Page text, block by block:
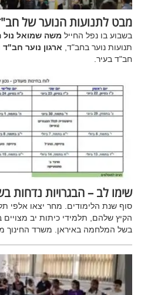
מבט לתנועות הנוער של
בשבוע בו נפל החייל משה שמואל נול
תנועות נוער בחב"ד, ארגון נוער חב"ד
חב"ד בעיר.
שימו לב – הבגרויות נדחות
סוף שנת הלימודים. מחר יצאו אלפי
הקיץ שלהם, תלמידי כיתות יב
בשל המלחמה באיראן. משרד החינוך